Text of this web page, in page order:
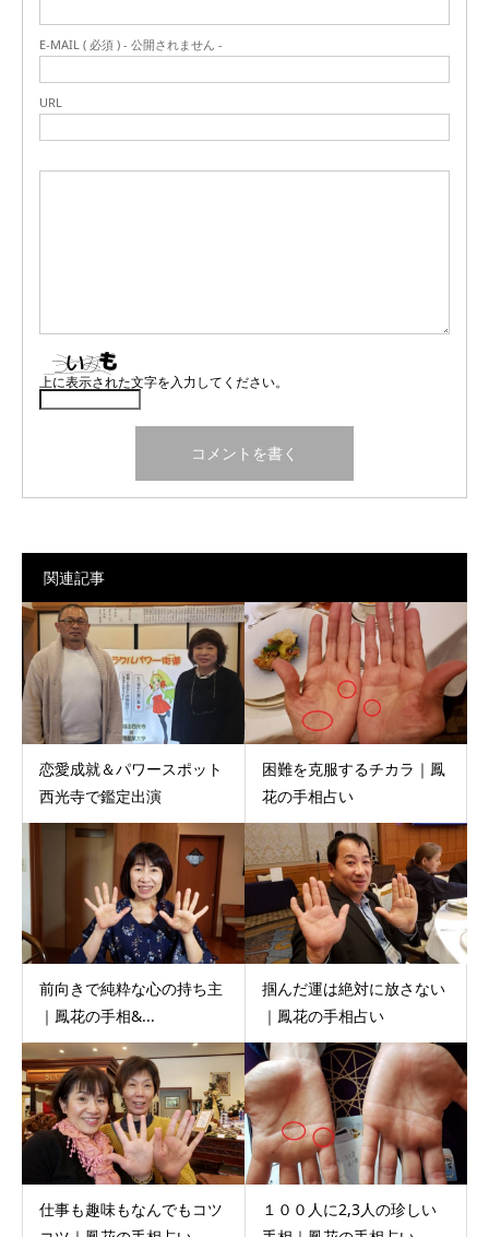
E-MAIL ( 必須 ) - 公開されません -
URL
上に表示された文字を入力してください。
関連記事
恋愛成就＆パワースポット
西光寺で鑑定出演
困難を克服するチカラ｜鳳
花の手相占い
前向きで純粋な心の持ち主
｜鳳花の手相&...
掴んだ運は絶対に放さない
｜鳳花の手相占い
仕事も趣味もなんでもコツ
１００人に2,3人の珍しい